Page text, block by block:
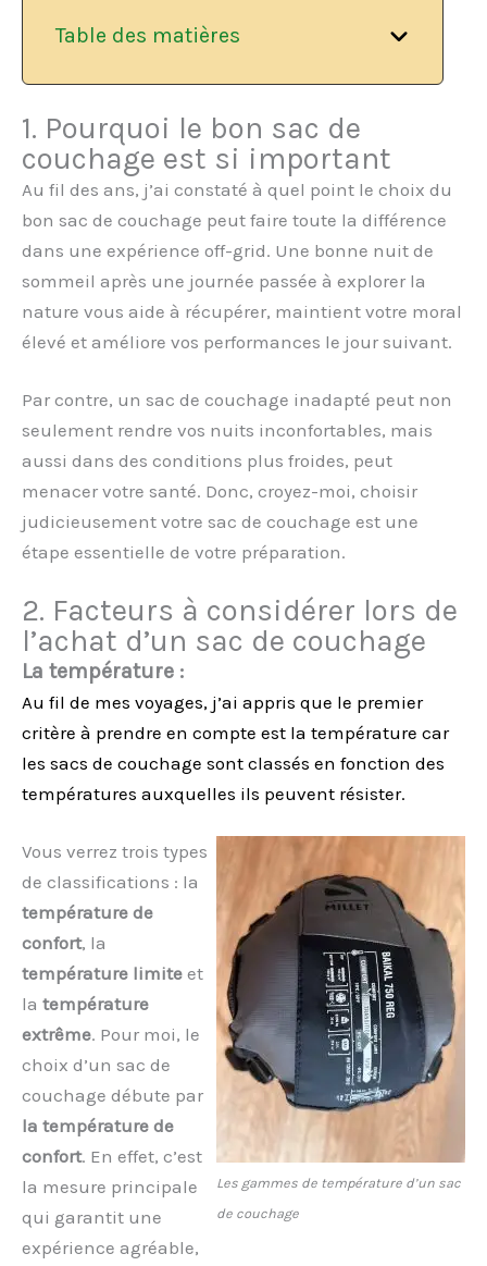
Table des matières
1. Pourquoi le bon sac de
couchage est si important
Au fil des ans, j’ai constaté à quel point le choix du
bon sac de couchage peut faire toute la différence
dans une expérience off-grid. Une bonne nuit de
sommeil après une journée passée à explorer la
nature vous aide à récupérer, maintient votre moral
élevé et améliore vos performances le jour suivant.
Par contre, un sac de couchage inadapté peut non
seulement rendre vos nuits inconfortables, mais
aussi dans des conditions plus froides, peut
menacer votre santé. Donc, croyez-moi, choisir
judicieusement votre sac de couchage est une
étape essentielle de votre préparation.
2. Facteurs à considérer lors de
l’achat d’un sac de couchage
La température :
Au fil de mes voyages, j’ai appris que le premier
critère à prendre en compte est la température car
les sacs de couchage sont classés en fonction des
températures auxquelles ils peuvent résister.
Les gammes de température d’un sac
de couchage
Vous verrez trois types
de classifications : la
température de
confort, la
température limite et
la température
extrême. Pour moi, le
choix d’un sac de
couchage débute par
la température de
confort. En effet, c’est
la mesure principale
qui garantit une
expérience agréable,